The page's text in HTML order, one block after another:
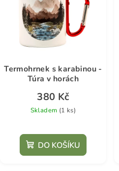
Termohrnek s karabinou -
Túra v horách
380 Kč
Skladem (1 ks)
DO KOŠÍKU